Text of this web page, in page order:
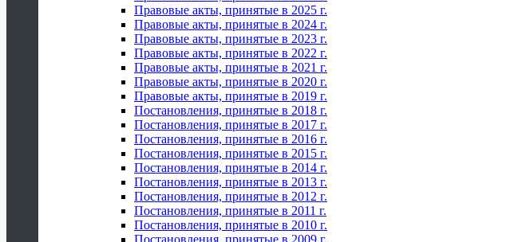
Правовые акты, принятые в 2025 г.
Правовые акты, принятые в 2024 г.
Правовые акты, принятые в 2023 г.
Правовые акты, принятые в 2022 г.
Правовые акты, принятые в 2021 г.
Правовые акты, принятые в 2020 г.
Правовые акты, принятые в 2019 г.
Постановления, принятые в 2018 г.
Постановления, принятые в 2017 г.
Постановления, принятые в 2016 г.
Постановления, принятые в 2015 г.
Постановления, принятые в 2014 г.
Постановления, принятые в 2013 г.
Постановления, принятые в 2012 г.
Постановления, принятые в 2011 г.
Постановления, принятые в 2010 г.
Постановления, принятые в 2009 г.